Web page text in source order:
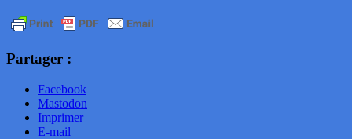
Partager :
Facebook
Mastodon
Imprimer
E-mail